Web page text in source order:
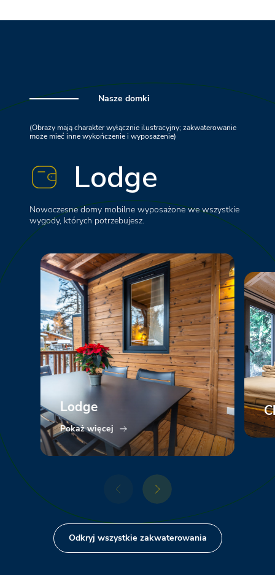
Nasze domki
(Obrazy mają charakter wyłącznie ilustracyjny; zakwaterowanie
może mieć inne wykończenie i wyposażenie)
Lodge
Nowoczesne domy mobilne wyposażone we wszystkie
wygody, których potrzebujesz.
Lodge
Pokaż więcej
Odkryj wszystkie zakwaterowania